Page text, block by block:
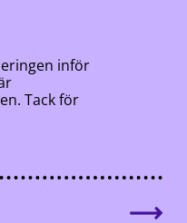
inför
Tack för